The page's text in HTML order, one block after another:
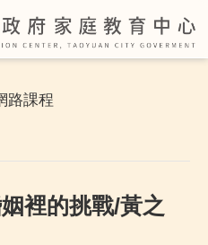
路課程
裡的挑戰/黃之